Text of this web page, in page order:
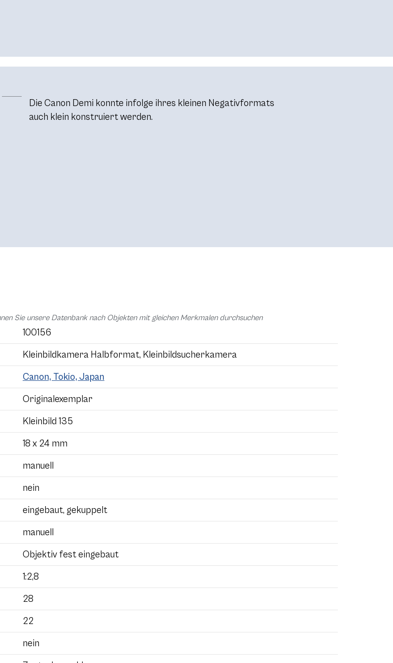
Die Canon Demi konnte infolge ihres kleinen Negativformats
auch klein konstruiert werden.
Sie unsere Datenbank nach Objekten mit gleichen Merkmalen durchsuchen
100156
Kleinbildkamera Halbformat, Kleinbildsucherkamera
Canon, Tokio, Japan
Originalexemplar
Kleinbild 135
18 x 24 mm
manuell
nein
eingebaut, gekuppelt
manuell
Objektiv fest eingebaut
1:2,8
28
22
nein